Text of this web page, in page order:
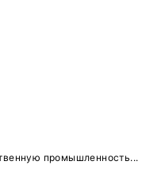
промышленность...